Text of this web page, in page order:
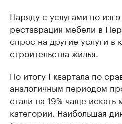
Наряду с услугами по
реставрации мебели в
спрос на другие услуги в
строительства жилья.
По итогу I квартала по
аналогичным периодом
стали на 19% чаще искать
категории. Наибольшая